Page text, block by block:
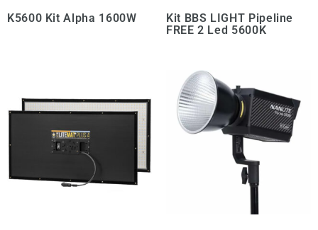
K5600 Kit Alpha 1600W
Kit BBS LIGHT Pipeline
FREE 2 Led 5600K